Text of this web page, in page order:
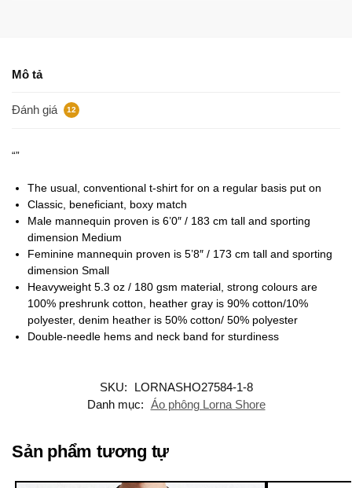
Mô tả
Đánh giá 12
“”
The usual, conventional t-shirt for on a regular basis put on
Classic, beneficiant, boxy match
Male mannequin proven is 6’0″ / 183 cm tall and sporting
dimension Medium
Feminine mannequin proven is 5’8″ / 173 cm tall and sporting
dimension Small
Heavyweight 5.3 oz / 180 gsm material, strong colours are
100% preshrunk cotton, heather gray is 90% cotton/10%
polyester, denim heather is 50% cotton/ 50% polyester
Double-needle hems and neck band for sturdiness
SKU:
LORNASHO27584-1-8
Danh mục: Áo phông Lorna Shore
Sản phẩm tương tự